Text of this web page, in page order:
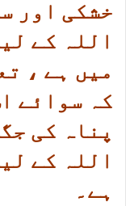
خشکی اور
اللہ کے
میں ہے ،
کہ سوائے
پناہ کی
اللہ کے
ہے۔